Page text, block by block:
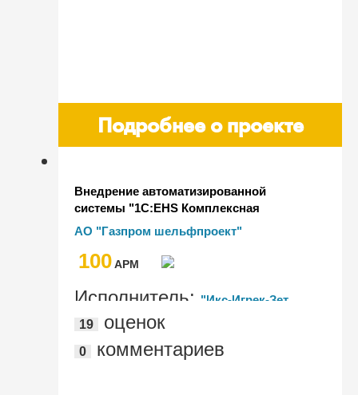
Подробнее о проекте
Внедрение автоматизированной
системы "1С:EHS Комплексная
производственная безопасность КОРП"
в АО "Газпром шельфпроект"
АО "Газпром шельфпроект"
100AРМ
Исполнитель: "Икс-Игрек-Зет
Автоматизация"
19 оценок
0 комментариев